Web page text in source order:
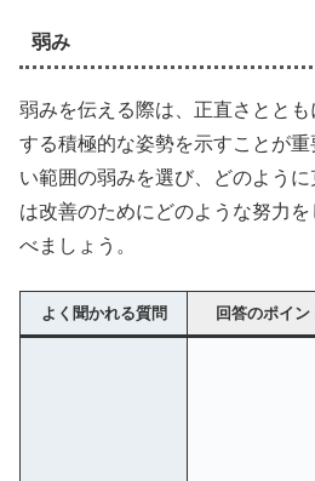
弱み
弱みを伝える際は、正直さとと
する積極的な姿勢を示すことが
い範囲の弱みを選び、どのよう
は改善のためにどのような努力
べましょう。
よく聞かれる質問 回答のポイン